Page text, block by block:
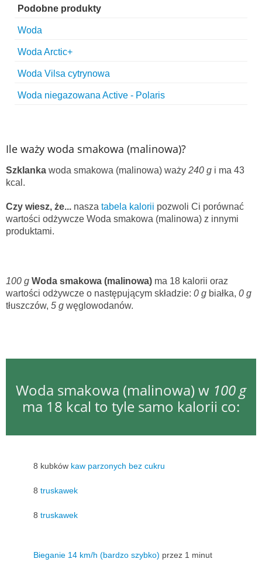
Podobne produkty
Woda
Woda Arctic+
Woda Vilsa cytrynowa
Woda niegazowana Active - Polaris
Ile waży woda smakowa (malinowa)?
Szklanka woda smakowa (malinowa) waży 240 g i ma 43
kcal.
Czy wiesz, że... nasza tabela kalorii pozwoli Ci porównać
wartości odżywcze Woda smakowa (malinowa) z innymi
produktami.
100 g Woda smakowa (malinowa) ma 18 kalorii oraz
wartości odżywcze o następującym składzie: 0 g białka, 0 g
tłuszczów, 5 g węglowodanów.
Woda smakowa (malinowa) w 100 g
ma 18 kcal to tyle samo kalorii co:
8 kubków kaw parzonych bez cukru
8 truskawek
8 truskawek
Bieganie 14 km/h (bardzo szybko) przez 1 minut